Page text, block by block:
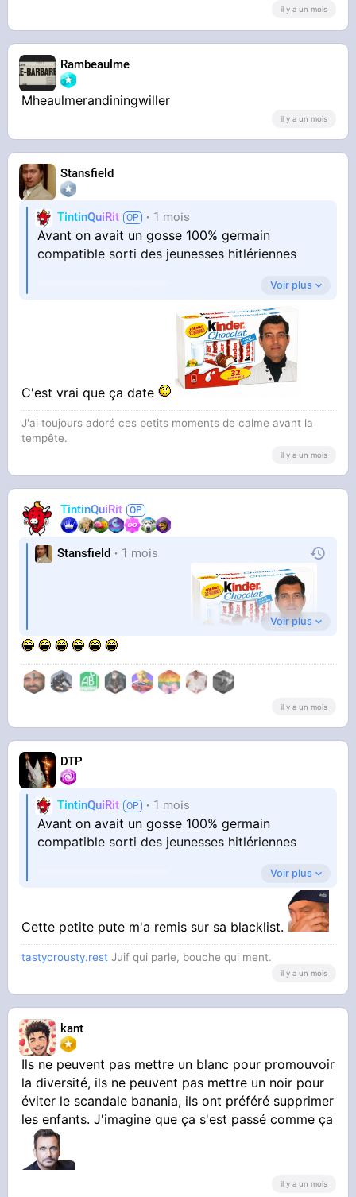
il y a un mois
Rambeaulme
Mheaulmerandiningwiller
il y a un mois
Stansfield
TintinQuiRit 1 mois
Avant on avait un gosse 100% germain
compatible sorti des jeunesses hitlériennes
Maintenant y'a plus rien ils l'ont dégagé
C'est une blague ou quoi ? Il a été mangé par
les Rothschild ?
Voir plus
C'est vrai que ça date
J'ai toujours adoré ces petits moments de calme avant la
tempête.
il y a un mois
TintinQuiRit
Stansfield 1 mois
C'est vrai que ça date
Voir plus
il y a un mois
DTP
TintinQuiRit 1 mois
Avant on avait un gosse 100% germain
compatible sorti des jeunesses hitlériennes
Maintenant y'a plus rien ils l'ont dégagé
C'est une blague ou quoi ? Il a été mangé par
les Rothschild ?
Voir plus
Cette petite pute m'a remis sur sa blacklist.
tastycrousty.rest Juif qui parle, bouche qui ment.
il y a un mois
kant
Ils ne peuvent pas mettre un blanc pour promouvoir
la diversité, ils ne peuvent pas mettre un noir pour
éviter le scandale banania, ils ont préféré supprimer
les enfants. J'imagine que ça s'est passé comme ça
il y a un mois